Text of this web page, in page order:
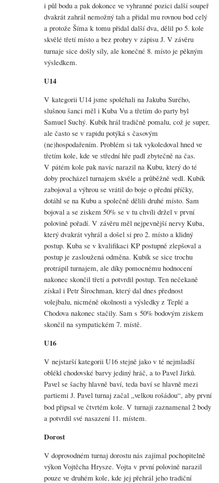
i půl bodu a pak dokonce ve vyhranné pozici další soupeř
dvakrát zahrál nemožný tah a přidal mu rovnou bod celý
a protože Šíma k tomu přidal další dva, dělil po 5. kole
skvělé třetí místo a bez prohry v zápisu J. V závěru
turnaje sice došly síly, ale konečné 8. místo je pěkným
výsledkem.
U14
V kategorii U14 jsme spoléhali na Jakuba Surého,
slušnou šanci měl i Kuba Vu a třetím do party byl
Samuel Suchý. Kubík hrál tradičně pomalu, což je super,
ale často se v rapidu potýká s časovým
(ne)hospodařením. Problém si tak vykoledoval hned ve
třetím kole, kde ve střední hře padl zbytečně na čas.
V pátém kole pak navíc narazil na Kubu, který do té
doby procházel turnajem skvěle a průběžně vedl. Kubík
zabojoval a výhrou se vrátil do boje o přední příčky,
dotáhl se na Kubu a společně dělili druhé místo. Sam
bojoval a se ziskem 50% se v tu chvíli držel v první
polovině pořadí. V závěru měl nejpevnější nervy Kuba,
který dvakrát vyhrál a došel si pro 2. místo a klidný
postup. Kuba se v kvalifikaci KP postupně zlepšoval a
postup je zasloužená odměna. Kubík se sice trochu
protrápil turnajem, ale díky pomocnému hodnocení
nakonec skončil třetí a potvrdil postup. Ten nečekaně
získal i Petr Širochman, který dal dnes přednost
volejbalu, nicméně okolnosti a výsledky z Teplé a
Chodova nakonec stačily. Sam s 50% bodovým ziskem
skončil na sympatickém 7. místě.
U16
V nejstarší kategorii U16 stejně jako v té nejmladší
oblékl chodovské barvy jediný hráč, a to Pavel Jirků.
Pavel se šachy hlavně baví, teda baví se hlavně mezi
partiemi J. Pavel turnaj začal „velkou rošádou“, aby první
bod připsal ve čtvrtém kole. V turnaji zaznamenal 2 body
a potvrdil své nasazení 11. místem.
Dorost
V doprovodném turnaj dorostu nás zajímal pochopitelně
výkon Vojtěcha Hrysze. Vojta v první polovině narazil
pouze ve druhém kole, kde jej přehrál jeho tradiční